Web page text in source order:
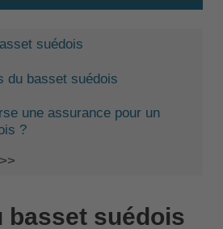
suédois
du basset suédois
une assurance pour un
?
basset suédois